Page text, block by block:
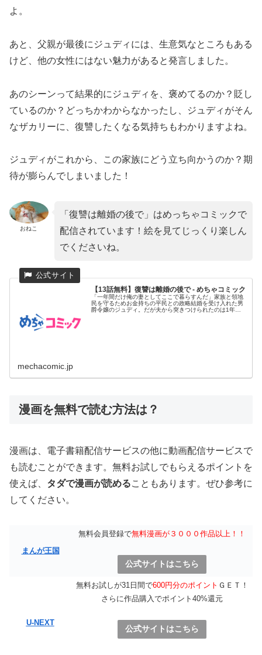
よ。
あと、父親が最後にジュディには、生意気なところもある
けど、他の女性にはない魅力があると発言しました。
あのシーンって結果的にジュディを、褒めてるのか？貶し
ているのか？どっちかわからなかったし、ジュディがそん
なザカリーに、復讐したくなる気持ちもわかりますよね。
ジュディがこれから、この家族にどう立ち向かうのか？期
待が膨らんでしまいました！
おねこ
「復讐は離婚の後で」はめっちゃコミックで
配信されています！絵を見てじっくり楽しん
でくださいね。
【13話無料】復讐は離婚の後で - めちゃコミック
「一年間だけ俺の妻としてここで暮らすんだ」家族と領地
民を守るためお金持ちの平民との政略結婚を受け入れた男
爵令嬢のジュディ。だが夫から突きつけられたのは1年後
mechacomic.jp
漫画を無料で読む方法は？
漫画は、電子書籍配信サービスの他に動画配信サービスで
も読むことができます。無料お試しでもらえるポイントを
使えば、 タダで漫画が読めることもあります。ぜひ参考に
してください。
まんが王国
無料会員登録で無料漫画が３０００作品以上！！
公式サイトはこちら
U-NEXT
無料お試しが31日間で600円分のポイント ＧＥＴ！
さらに作品購入でポイント40%還元
公式サイトはこちら